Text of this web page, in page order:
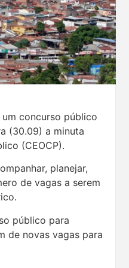
concurso público
(30.09) a minuta
(CEOCP).
planejar,
de vagas a serem
público para
de novas vagas para